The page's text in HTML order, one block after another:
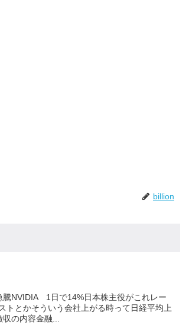
billion
騰NVIDIA 1日で14%日本株主役がこれレー
トとかそういう会社上がる時って日経平均上
の内容金融...